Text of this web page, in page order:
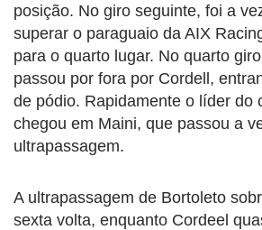
posição. No giro seguinte, foi a
superar o paraguaio da AIX
para o quarto lugar. No quarto
passou por fora por Cordell,
de pódio. Rapidamente o líder do
chegou em Maini, que passou a
ultrapassagem.
A ultrapassagem de Bortoleto
sexta volta, enquanto Cordeel